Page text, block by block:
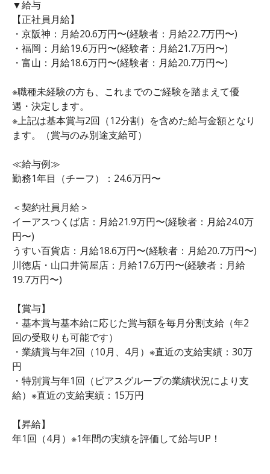
▼給与
【正社員月給】
・京阪神：月給20.6万円〜(経験者：月給22.7万円〜)
・福岡：月給19.6万円〜(経験者：月給21.7万円〜)
・富山：月給18.6万円〜(経験者：月給20.7万円〜)
※職種未経験の方も、これまでのご経験を踏まえて優
遇・決定します。
※上記は基本賞与2回（12分割）を含めた給与金額となり
ます。（賞与のみ別途支給可）
≪給与例≫
勤務1年目（チーフ）：24.6万円〜
＜契約社員月給＞
イーアスつくば店：月給21.9万円〜(経験者：月給24.0万
円〜)
うすい百貨店：月給18.6万円〜(経験者：月給20.7万円〜)
川徳店・山口井筒屋店：月給17.6万円〜(経験者：月給
19.7万円〜)
【賞与】
・基本賞与基本給に応じた賞与額を毎月分割支給（年2
回の受取りも可能です）
・業績賞与年2回（10月、4月）※直近の支給実績：30万
円
・特別賞与年1回（ピアスグループの業績状況により支
給）※直近の支給実績：15万円
【昇給】
年1回（4月）※1年間の実績を評価して給与UP！